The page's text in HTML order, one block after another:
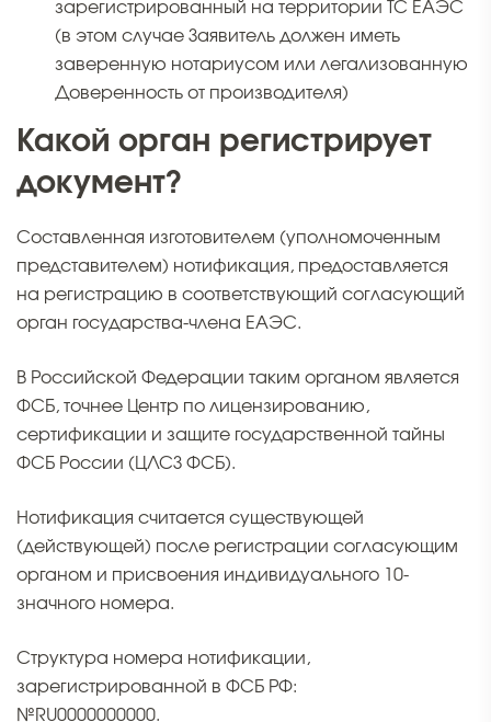
зарегистрированный на территории ТС ЕАЭС
(в этом случае Заявитель должен иметь
заверенную нотариусом или легализованную
Доверенность от производителя)
Какой орган регистрирует
документ?
Составленная изготовителем (уполномоченным
представителем) нотификация, предоставляется
на регистрацию в соответствующий согласующий
орган государства-члена ЕАЭС.
В Российской Федерации таким органом является
ФСБ, точнее Центр по лицензированию,
сертификации и защите государственной тайны
ФСБ России (ЦЛСЗ ФСБ).
Нотификация считается существующей
(действующей) после регистрации согласующим
органом и присвоения индивидуального 10-
значного номера.
Структура номера нотификации,
зарегистрированной в ФСБ РФ:
№RU0000000000.